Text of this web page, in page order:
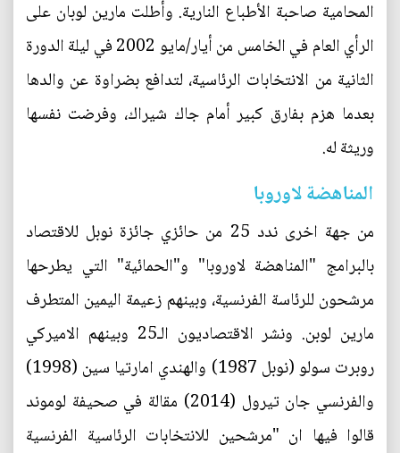
المحامية صاحبة الأطباع النارية. وأطلت مارين لوبان على
الرأي العام في الخامس من أيار/مايو 2002 في ليلة الدورة
الثانية من الانتخابات الرئاسية، لتدافع بضراوة عن والدها
بعدما هزم بفارق كبير أمام جاك شيراك، وفرضت نفسها
وريثة له.
المناهضة لاوروبا
من جهة اخرى ندد 25 من حائزي جائزة نوبل للاقتصاد
بالبرامج "المناهضة لاوروبا" و"الحمائية" التي يطرحها
مرشحون للرئاسة الفرنسية، وبينهم زعيمة اليمين المتطرف
مارين لوبن. ونشر الاقتصاديون الـ25 وبينهم الاميركي
روبرت سولو (نوبل 1987) والهندي امارتيا سين (1998)
والفرنسي جان تيرول (2014) مقالة في صحيفة لوموند
قالوا فيها ان "مرشحين للانتخابات الرئاسية الفرنسية